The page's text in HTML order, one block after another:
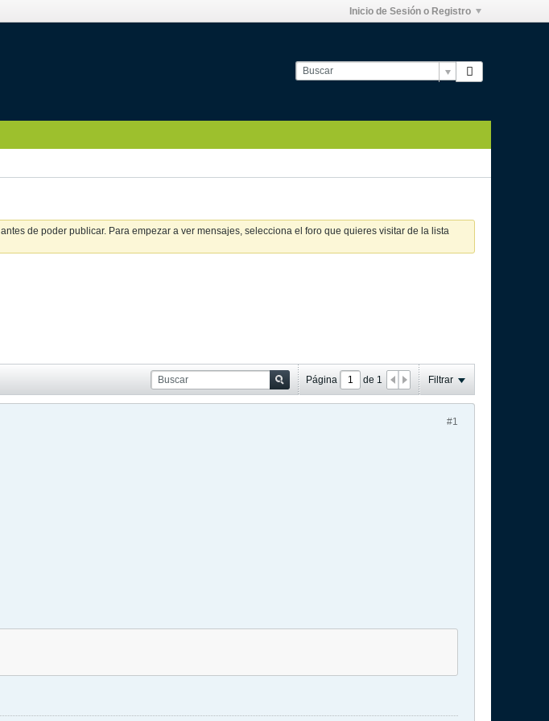
Inicio de Sesión o Registro
antes de poder publicar. Para empezar a ver mensajes, selecciona el foro que quieres visitar de la lista
Página de 1 Filtrar
#1